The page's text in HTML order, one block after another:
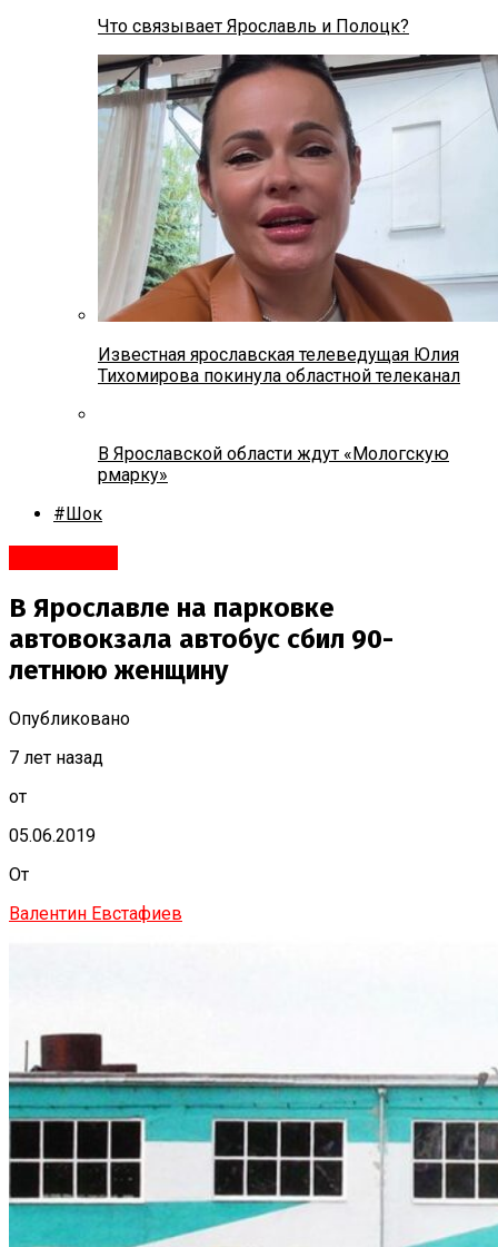
Что связывает Ярославль и Полоцк?
Известная ярославская телеведущая Юлия
Тихомирова покинула областной телеканал
В Ярославской области ждут «Мологскую
рмарку»
#Шок
В Ярославле на парковке
автовокзала автобус сбил 90-
летнюю женщину
Опубликовано
7 лет назад
от
05.06.2019
От
Валентин Евстафиев